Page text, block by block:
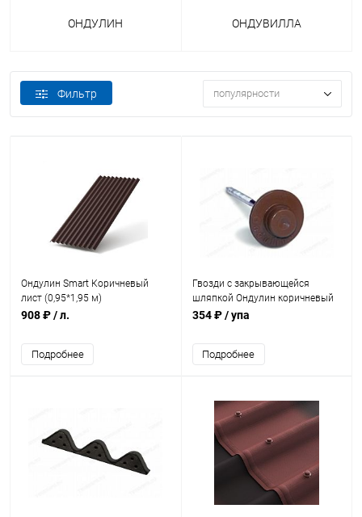
ОНДУЛИН ОНДУВИЛЛА
Фильтр популярности
Ондулин Smart Коричневый
лист (0,95*1,95 м)
908 ₽/ л.
Подробнее
Гвозди с закрывающейся
шляпкой Ондулин коричневый
(100шт)
354 ₽/ упа
Подробнее